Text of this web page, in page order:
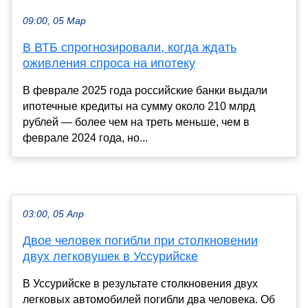
09:00, 05 Мар
В ВТБ спрогнозировали, когда ждать
оживления спроса на ипотеку
В феврале 2025 года российские банки выдали
ипотечные кредиты на сумму около 210 млрд
рублей — более чем на треть меньше, чем в
феврале 2024 года, но...
03:00, 05 Апр
Двое человек погибли при столкновении
двух легковушек в Уссурийске
В Уссурийске в результате столкновения двух
легковых автомобилей погибли два человека. Об